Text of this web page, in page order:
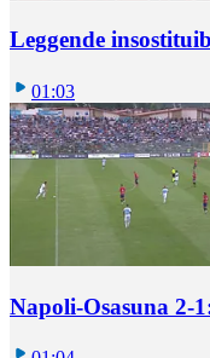
Leggende
01:03
Napoli-Osasuna 2-